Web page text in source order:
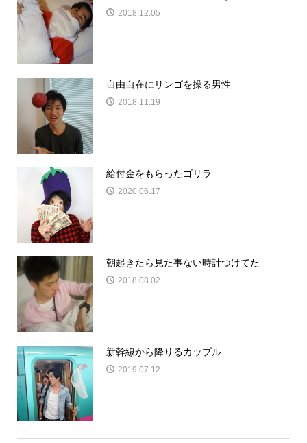
2018.12.05
自由自在にリンゴを操る男性
2018.11.19
給付金をもらったゴリラ
2020.06.17
朝起きたら見た事ない時計つけてた
2018.08.02
新幹線から降りるカップル
2019.07.12